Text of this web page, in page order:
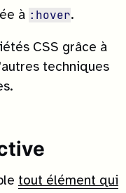
à :hover.
CSS grâce à
techniques
tout élément qui